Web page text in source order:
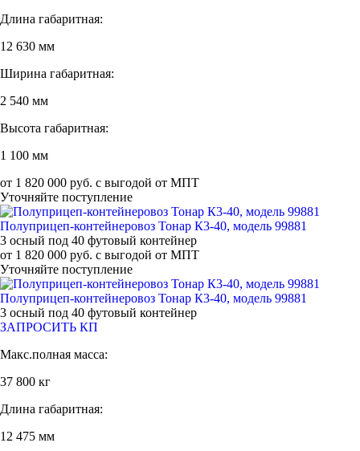
Длина габаритная:
12 630 мм
Ширина габаритная:
2 540 мм
Высота габаритная:
1 100 мм
от 1 820 000 руб. с выгодой от МПТ
Уточняйте поступление
Полуприцеп-контейнеровоз Тонар К3-40, модель 99881
3 осный под 40 футовый контейнер
от 1 820 000 руб. с выгодой от МПТ
Уточняйте поступление
Полуприцеп-контейнеровоз Тонар К3-40, модель 99881
3 осный под 40 футовый контейнер
ЗАПРОСИТЬ КП
Макс.полная масса:
37 800 кг
Длина габаритная:
12 475 мм